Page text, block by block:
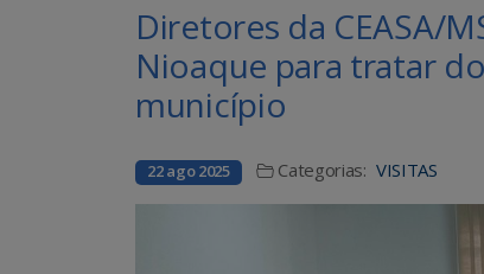
Diretores da CEASA/
Nioaque para tratar
município
22 ago 2025 Categorias: VISITAS